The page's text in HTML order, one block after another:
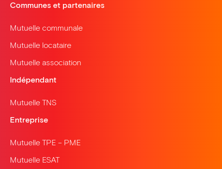
Communes et partenaires
Mutuelle communale
Mutuelle locataire
Mutuelle association
Indépendant
Mutuelle TNS
Entreprise
Mutuelle TPE – PME
Mutuelle ESAT